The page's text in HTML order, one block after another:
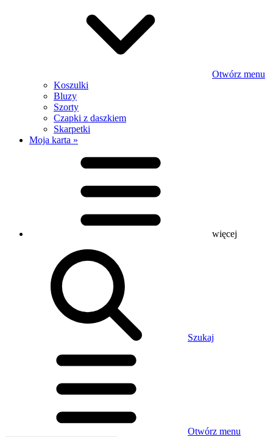
Otwórz menu
Koszulki
Bluzy
Szorty
Czapki z daszkiem
Skarpetki
Moja karta »
więcej
Szukaj
Otwórz menu